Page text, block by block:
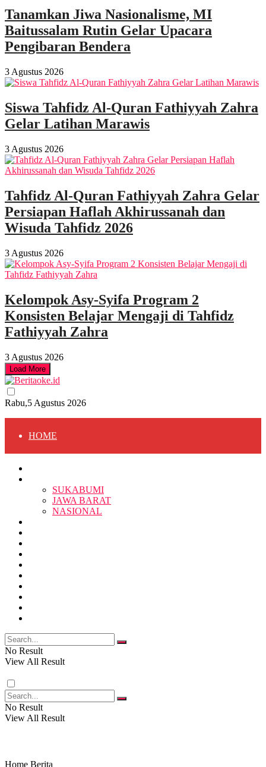
Tanamkan Jiwa Nasionalisme, MI
Baitussalam Rutin Gelar Upacara
Pengibaran Bendera
3 Agustus 2026
Siswa Tahfidz Al-Quran Fathiyyah Zahra
Gelar Latihan Marawis
3 Agustus 2026
Tahfidz Al-Quran Fathiyyah Zahra Gelar
Persiapan Haflah Akhirussanah dan
Wisuda Tahfidz 2026
3 Agustus 2026
Kelompok Asy-Syifa Program 2
Konsisten Belajar Mengaji di Tahfidz
Fathiyyah Zahra
3 Agustus 2026
Load More
Rabu,5 Agustus 2026
HOME
SUKABUMI
PENDIDIKAN
SOSOK
SUKABUMI
JAWA BARAT
NASIONAL
No Result
View All Result
No Result
View All Result
Home Berita